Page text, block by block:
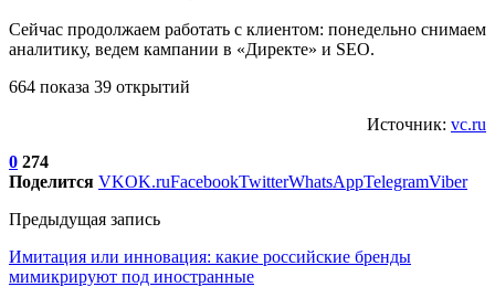
Сейчас продолжаем работать с клиентом: понедельно снимаем
аналитику, ведем кампании в «Директе» и SEO.
664 показа 39 открытий
Источник: vc.ru
0 274
Поделится VKOK.ruFacebookTwitterWhatsAppTelegramViber
Предыдущая запись
Имитация или инновация: какие российские бренды
мимикрируют под иностранные